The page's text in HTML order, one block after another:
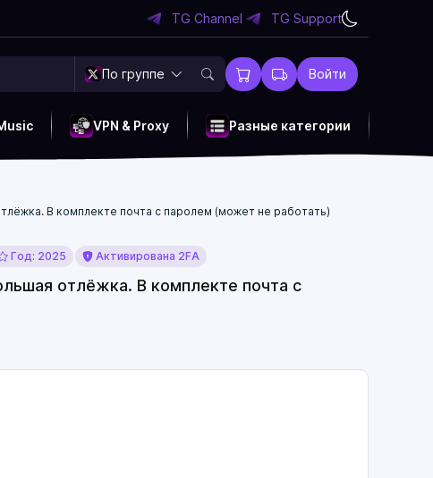
TG Channel TG Support
По группе Войти
VPN & Proxy Разные категории
В комплекте почта с паролем (может не работать)
Год: 2025 Активирована 2FA
отлёжка. В комплекте почта с